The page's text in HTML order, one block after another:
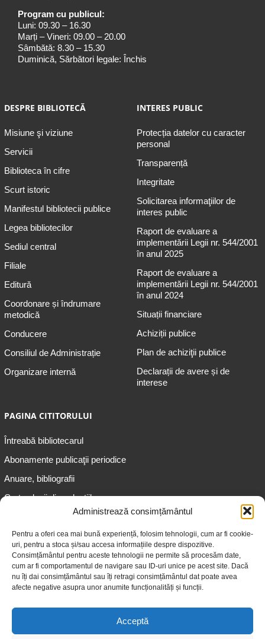
Administrează consimțământul
Pentru a oferi cea mai bună experiență, folosim tehnologii, cum ar fi cookie-
uri, pentru a stoca și/sau accesa informațiile despre dispozitive.
Consimțământul pentru aceste tehnologii ne permite să procesăm date,
cum ar fi comportamentul de navigare sau ID-uri unice pe acest site. Dacă
nu îți dai consimțământul sau îți retragi consimțământul dat poate avea
afecte negative asupra unor anumite funcționalități și funcții.
Acceptă
Program cu publicul:
Luni: 09.30 – 16.30
Marți – Vineri: 09.00 – 20.00
Sâmbătă: 8.30 – 15.30
Duminică, Sărbători legale: Închis
DESPRE BIBLIOTECĂ
Misiune şi viziune
Servicii
Biblioteca în cifre
Scurt istoric
Manifestul bibliotecii publice
Legea bibliotecilor
Sediul central
Filiale
Editură
Coordonare și îndrumare
metodică
Conducere
Consiliul de Administrație
Organizare internă
INTERES PUBLIC
Protecția datelor cu caracter
personal
Transparență
Integritate
Solicitarea informaţiilor de
interes public
Raport de evaluare a
implementării Legii nr. 544/2001
în anul 2025
Raport de evaluare a
implementării Legii nr. 544/2001
în anul 2024
Situații financiare
Achiziții publice
Plan de achiziţii publice
Declarații de avere și de
interese
PAGINA CITITORULUI
Întreabă bibliotecarul
Abonamente publicaţii periodice
Anuare, bibliografii
Cartea lunii din colecțiile
Informații pentru adolescenți
Informații pentru adulți
Informații pentru seniori